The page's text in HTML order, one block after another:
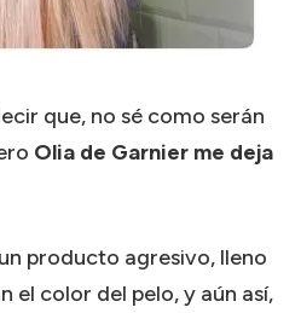
que, no sé como serán
Olia de Garnier me deja
producto agresivo, lleno
el color del pelo, y aún así,